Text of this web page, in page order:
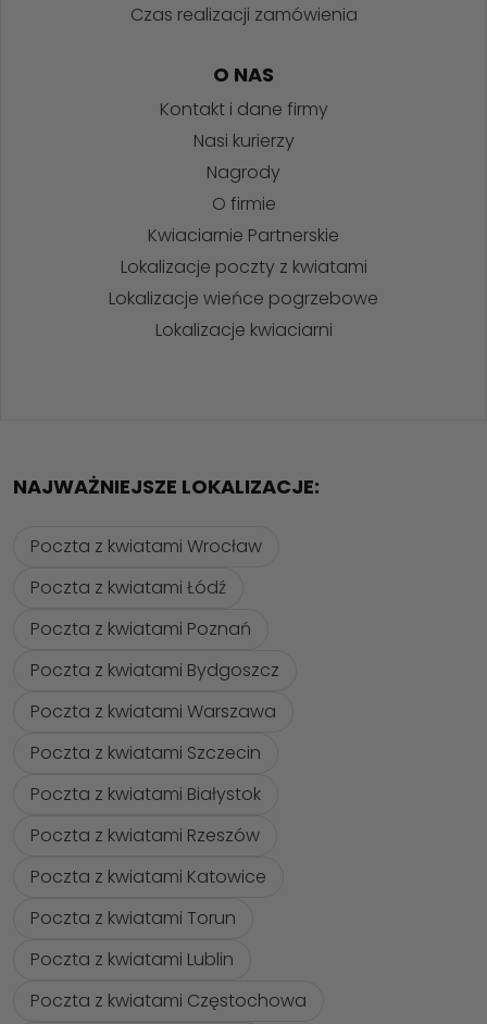
Czas realizacji zamówienia
O NAS
Kontakt i dane firmy
Nasi kurierzy
Nagrody
O firmie
Kwiaciarnie Partnerskie
Lokalizacje poczty z kwiatami
Lokalizacje wieńce pogrzebowe
Lokalizacje kwiaciarni
NAJWAŻNIEJSZE LOKALIZACJE:
Poczta z kwiatami Wrocław
Poczta z kwiatami Łódź
Poczta z kwiatami Poznań
Poczta z kwiatami Bydgoszcz
Poczta z kwiatami Warszawa
Poczta z kwiatami Szczecin
Poczta z kwiatami Białystok
Poczta z kwiatami Rzeszów
Poczta z kwiatami Katowice
Poczta z kwiatami Torun
Poczta z kwiatami Lublin
Poczta z kwiatami Częstochowa